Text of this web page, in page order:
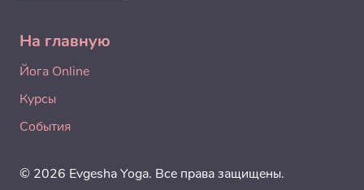
На главную
Йога Online
Курсы
События
© 2026 Evgesha Yoga. Все права защищены.